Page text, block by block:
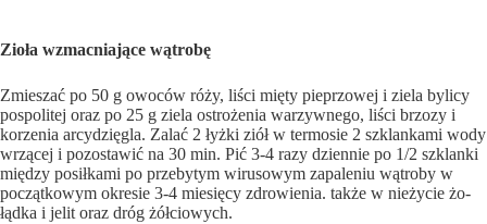
Zioła wzmacniające wątrobę
Zmieszać po 50 g owoców róży, liści mięty pieprzowej i ziela bylicy
pospoli­tej oraz po 25 g ziela ostrożenia warzywne­go, liści brzozy i
korzenia arcydzięgla. Zalać 2 łyżki ziół w termosie 2 szklankami wody
wrzącej i pozostawić na 30 min. Pić 3-4 razy dziennie po 1/2 szklanki
między po­siłkami po przebytym wirusowym zapaleniu wątroby w
począt­kowym okresie 3-4 miesięcy zdrowienia. także w nieżycie żo­
łądka i jelit oraz dróg żółciowych.